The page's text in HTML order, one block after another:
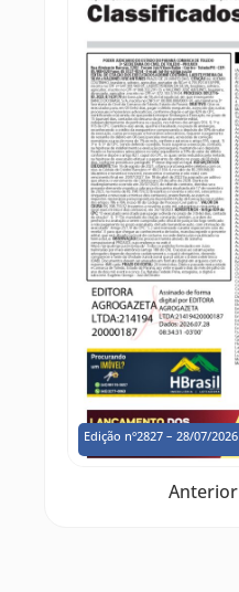
Edição nº2827 – 28/07/2026
Anterior